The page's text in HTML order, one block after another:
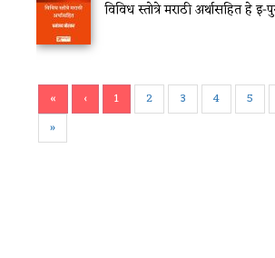
विविध स्तोत्रे मराठी अर्थासहित हे
« ‹ 1 2 3 4 5
»